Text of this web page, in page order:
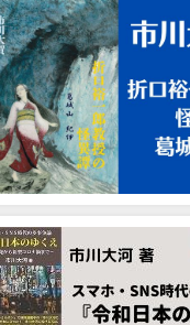
小説『折口裕一郎教授の怪
葛城山 紀伊』8/1発売開始
年7月28日